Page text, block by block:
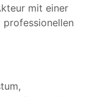
mit einer
professionellen